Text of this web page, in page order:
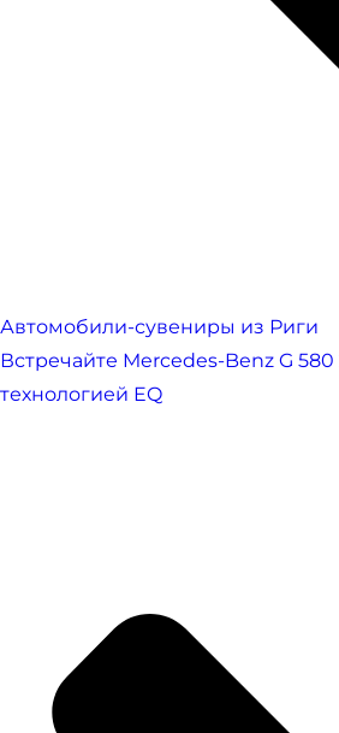
Автомобили-сувениры из Риги
Встречайте Mercedes-Benz G 580
технологией EQ